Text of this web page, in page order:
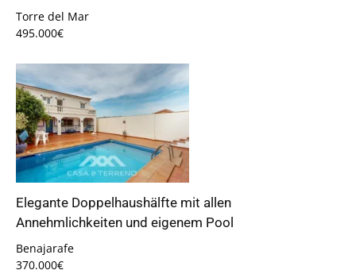
Torre del Mar
495.000€
Elegante Doppelhaushälfte mit allen
Annehmlichkeiten und eigenem Pool
Benajarafe
370.000€